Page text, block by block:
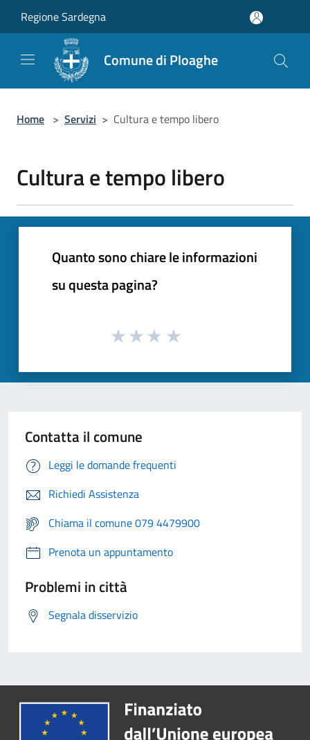
Regione Sardegna
Comune di Ploaghe
Home > Servizi > Cultura e tempo libero
Cultura e tempo libero
Quanto sono chiare le informazioni
su questa pagina?
Contatta il comune
Leggi le domande frequenti
Richiedi Assistenza
Chiama il comune 079 4479900
Prenota un appuntamento
Problemi in città
Segnala disservizio